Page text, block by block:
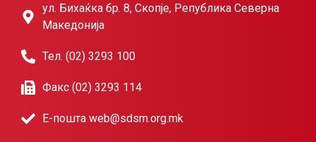
ул. Бихаќка бр. 8, Скопје, Република Северна
Македонија
Тел. (02) 3293 100
Факс (02) 3293 114
Е-пошта web@sdsm.org.mk